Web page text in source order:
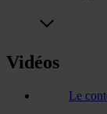
Vidéos
Le